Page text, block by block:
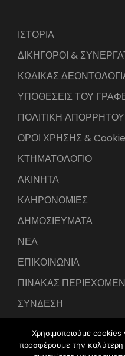
ΙΣΤΟΡΙΑ
ΔΙΚΗΓΟΡΟΙ &
ΚΩΔΙΚΑΣ
ΥΠΟΘΕΣΕΙΣ ΤΟΥ
ΠΟΛΙΤΙΚΗ ΑΠΟΡΡΗΤΟΥ
ΟΡΟΙ ΧΡΗΣΗΣ &
ΚΤΗΜΑΤΟΛΟΓΙΟ
ΑΚΙΝΗΤΑ
ΚΛΗΡΟΝΟΜΙΕΣ
ΔΗΜΟΣΙΕΥΜΑΤΑ
ΝΕΑ
ΕΠΙΚΟΙΝΩΝΙΑ
ΠΙΝΑΚΑΣ
ΣΥΝΔΕΣΗ
Χρησιμοποιούμε cookies
προσφέρουμε την καλύτερη